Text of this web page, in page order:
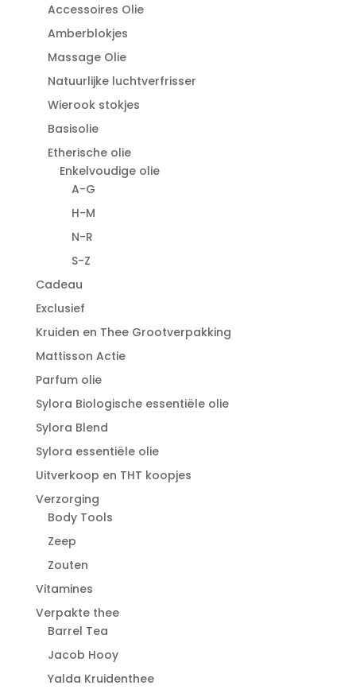
Accessoires Olie
Amberblokjes
Massage Olie
Natuurlijke luchtverfrisser
Wierook stokjes
Basisolie
Etherische olie
Enkelvoudige olie
A-G
H-M
N-R
S-Z
Cadeau
Exclusief
Kruiden en Thee Grootverpakking
Mattisson Actie
Parfum olie
Sylora Biologische essentiële olie
Sylora Blend
Sylora essentiële olie
Uitverkoop en THT koopjes
Verzorging
Body Tools
Zeep
Zouten
Vitamines
Verpakte thee
Barrel Tea
Jacob Hooy
Yalda Kruidenthee